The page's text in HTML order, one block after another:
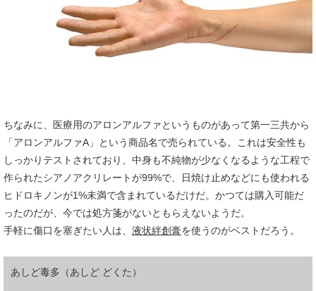
ちなみに、医療用のアロンアルファというものがあって第一三共から
「アロンアルファA」という商品名で売られている。これは安全性も
しっかりテストされており、中身も不純物が少なくなるような工程で
作られたシアノアクリレートが99%で、日焼け止めなどにも使われる
ヒドロキノンが1%未満で含まれているだけだ。かつては購入可能だ
ったのだが、今では処方箋がないともらえないようだ。
手軽に傷口を塞ぎたい人は、 液状絆創膏を使うのがベストだろう。
あしど毒多（あしど どくた）